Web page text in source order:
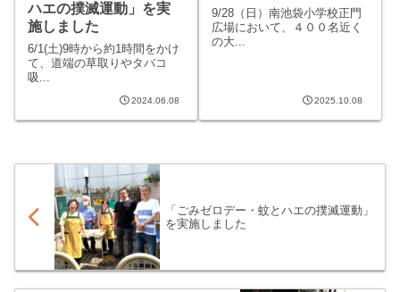
ハエの撲滅運動」を実
施しました
6/1(土)9時から約1時間をかけ
て、道端の草取りやタバコ
吸...
2024.06.08
9/28（日）南池袋小学校正門
広場において、４００名近く
の大...
2025.10.08
「ごみゼロデー・蚊とハエの撲滅運動」
を実施しました